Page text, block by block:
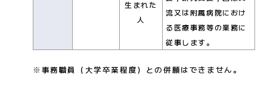
生まれた
人
流又は附属病院におけ
る医療事務等の業務に
従事します。
※事務職員（大学卒業程度）との併願はできません。